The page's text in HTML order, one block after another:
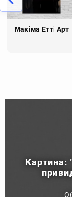
Макіма Етті Арт
Картина: